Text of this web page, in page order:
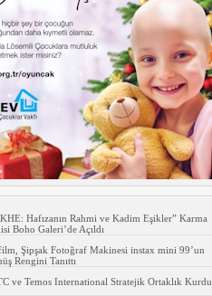
Hafızanın Rahmi ve Kadim Eşikler” Karma
Boho Galeri’de Açıldı
Şipşak Fotoğraf Makinesi instax mini 99’un
Rengini Tanıttı
ve Temos International Stratejik Ortaklık Kurdu